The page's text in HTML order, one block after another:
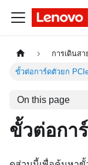
การเดินส
ขั้วต่อการ์ดตัวยก
On this page
ขั้วต่อกา